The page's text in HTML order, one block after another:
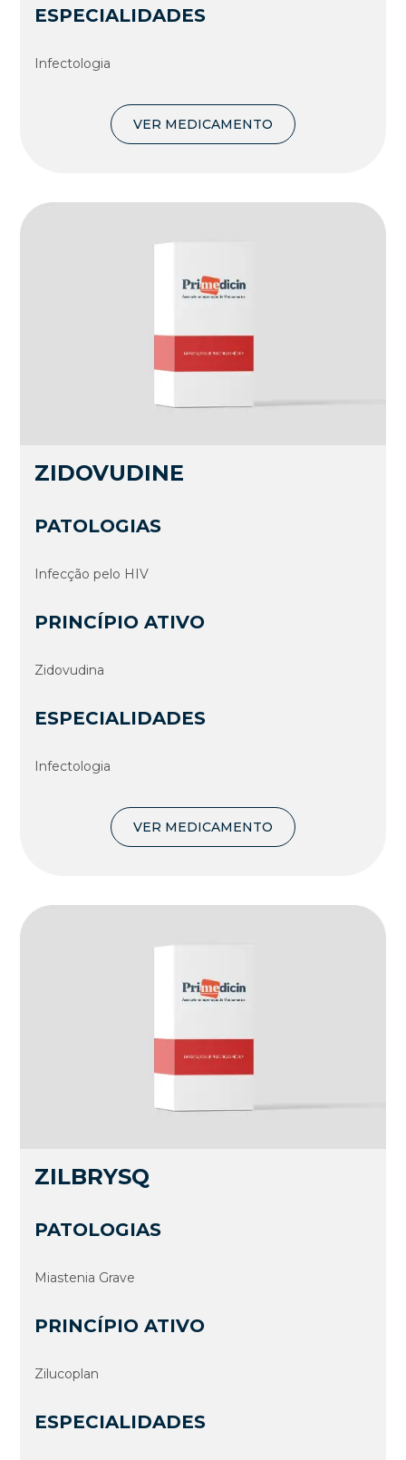
ESPECIALIDADES
Infectologia
VER MEDICAMENTO
ZIDOVUDINE
PATOLOGIAS
Infecção pelo HIV
PRINCÍPIO ATIVO
Zidovudina
ESPECIALIDADES
Infectologia
VER MEDICAMENTO
ZILBRYSQ
PATOLOGIAS
Miastenia Grave
PRINCÍPIO ATIVO
Zilucoplan
ESPECIALIDADES